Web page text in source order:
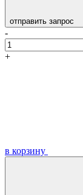
отправить запрос
-
+
в корзину